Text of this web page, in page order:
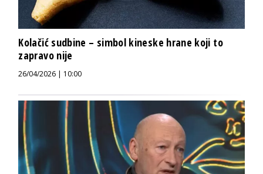
Kolačić sudbine – simbol kineske hrane koji to
zapravo nije
26/04/2026 | 10:00